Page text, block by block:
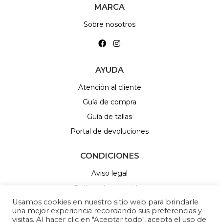
MARCA
Sobre nosotros
AYUDA
Atención al cliente
Guía de compra
Guía de tallas
Portal de devoluciones
CONDICIONES
Aviso legal
Política de privacidad
Política de Cookies
Política de sorteos
Usamos cookies en nuestro sitio web para brindarle
una mejor experiencia recordando sus preferencias y
visitas. Al hacer clic en "Aceptar todo", acepta el uso de